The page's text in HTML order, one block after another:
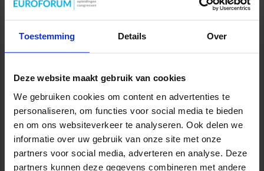
Toestemming Details Over
Deze website maakt gebruik van cookies
We gebruiken cookies om content en advertenties te
personaliseren, om functies voor social media te bieden
en om ons websiteverkeer te analyseren. Ook delen we
informatie over uw gebruik van onze site met onze
partners voor social media, adverteren en analyse. Deze
partners kunnen deze gegevens combineren met andere
Aansprakelijkheid van de werkgever voor asbestziekten is een
lastige kwestie. Wie moet wat bewijzen? Hoe schat je je kans op
succes in? In deze bijdrage zal ik aan de hand van een recent
arrest van het Gerechtshof Den Haag[1] uitleggen hoe zulke
aansprakelijkheid in elkaar steekt. Werknemer X heeft van ...